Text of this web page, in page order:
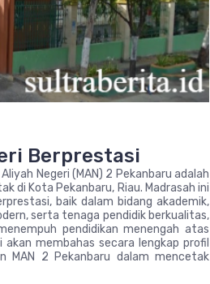
Berprestasi
Negeri (MAN) 2 Pekanbaru adalah
di Kota Pekanbaru, Riau. Madrasah ini
baik dalam bidang akademik,
serta tenaga pendidik berkualitas,
pendidikan menengah atas
membahas secara lengkap profil
MAN 2 Pekanbaru dalam mencetak